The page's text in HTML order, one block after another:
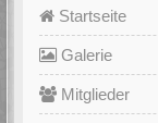
Startseite
Galerie
Mitglieder